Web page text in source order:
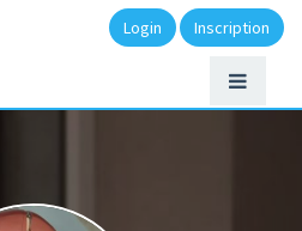
Login Inscription